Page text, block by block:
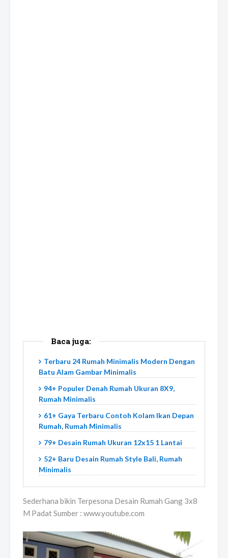
Baca juga:
Terbaru 24 Rumah Minimalis Modern Dengan
Batu Alam Gambar Minimalis
94+ Populer Denah Rumah Ukuran 8X9,
Rumah Minimalis
61+ Gaya Terbaru Contoh Kolam Ikan Depan
Rumah, Rumah Minimalis
79+ Desain Rumah Ukuran 12x15 1 Lantai
52+ Baru Desain Rumah Style Bali, Rumah
Minimalis
Sederhana bikin Terpesona Desain Rumah Gang 3x8
M Padat Sumber : www.youtube.com